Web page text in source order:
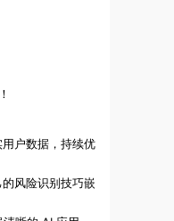
户数据，持续优
风险识别技巧嵌